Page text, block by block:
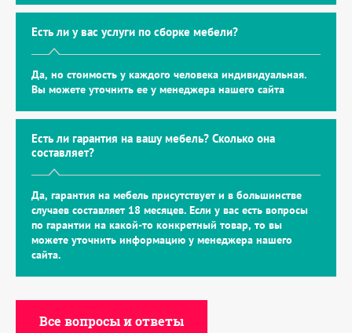
Есть ли у вас услуги по сборке мебели?
Да, но стоимость у каждого человека индивидуальная.
Вы можете уточнить ее у менеджера нашего сайта
Есть ли гарантия на вашу мебель? Сколько она
составляет?
Да, гарантия на мебель присутствует и в большинстве
случаев составляет 18 месяцев. Если у вас есть вопросы
по гарантии на какой-то конкретный товар, то вы
можете уточнить информацию у менеджера нашего
сайта.
Все вопросы и ответы